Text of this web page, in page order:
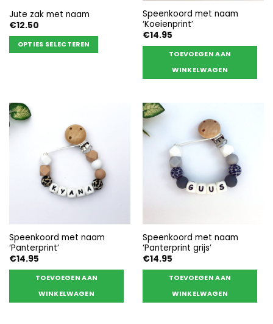
productpagina
Jute zak met naam
€12.50
OPTIES SELECTEREN
variaties.
Deze
optie
gekozen
Speenkoord met naam
‘Koeienprint’
€14.95
TOEVOEGEN AAN
WINKELWAGEN
Speenkoord met naam
‘Panterprint’
€14.95
TOEVOEGEN AAN
WINKELWAGEN
Speenkoord met naam
‘Panterprint grijs’
€14.95
TOEVOEGEN AAN
WINKELWAGEN